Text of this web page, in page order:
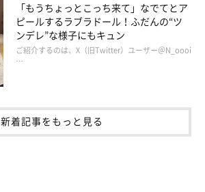
「もうちょっとこっち来て」なでてとア
ピールするラブラドール！ふだんの“ツ
ンデレ”な様子にもキュン
ご紹介するのは、X（旧Twitter）ユーザー＠N_oooi
…
新着記事をもっと見る